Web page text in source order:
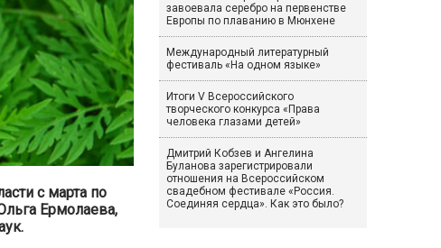
с марта по
Ермолаева,
завоевала серебро на первенстве
Европы по плаванию в Мюнхене
Международный литературный
фестиваль «На одном языке»
Итоги V Всероссийского
творческого конкурса «Права
человека глазами детей»
Дмитрий Кобзев и Ангелина
Буланова зарегистрировали
отношения на Всероссийском
свадебном фестивале «Россия.
Соединяя сердца». Как это было?